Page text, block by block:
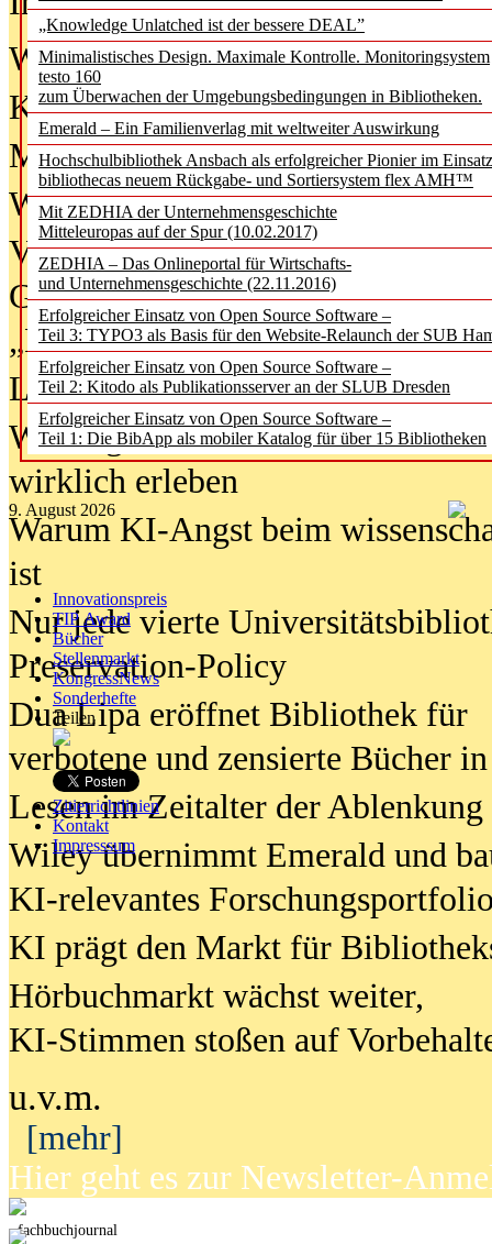
„Knowledge Unlatched ist der bessere DEAL”
Minimalistisches Design. Maximale Kontrolle. Monitoringsystem
testo 160
zum Überwachen der Umgebungsbedingungen in Bibliotheken.
Emerald – Ein Familienverlag mit weltweiter Auswirkung
Hochschulbibliothek Ansbach als erfolgreicher Pionier im
bibliothecas neuem Rückgabe- und Sortiersystem flex AMH™
Mit ZEDHIA der Unternehmensgeschichte
Mitteleuropas auf der Spur (10.02.2017)
ZEDHIA – Das Onlineportal für Wirtschafts-
und Unternehmensgeschichte (22.11.2016)
Erfolgreicher Einsatz von Open Source Software –
Teil 3: TYPO3 als Basis für den Website-Relaunch der SUB
Erfolgreicher Einsatz von Open Source Software –
Teil 2: Kitodo als Publikationsserver an der SLUB Dresden
Erfolgreicher Einsatz von Open Source Software –
Teil 1: Die BibApp als mobiler Katalog für über 15 Bibliotheken
9. August 2026
Innovationspreis
TIP Award
Bücher
Stellenmarkt
KongressNews
Sonderhefte
Teilen
Zitierrichtlinien
Kontakt
Impresssum
Was Hochschul­bibliotheken von
Kinder in der digitalen Welt
Metadaten als Infrastruktur
Wenn Bots katalogisieren
Von Abschlusskleidern bis
Geisterjagd-Ausrüstung in der
„Library of Things“ unterwegs
Lesen als Infrastrukturaufgabe
Wie Jugendliche Social Media
wirklich erleben
Warum KI-Angst beim
ist
Nur jede vierte
Preservation-Policy
Dua Lipa eröffnet Bibliothek für
verbotene und zensierte Bücher
Lesen im Zeitalter der Ablenkung
Wiley übernimmt Emerald und
KI-relevantes
KI prägt den Markt für
Hörbuchmarkt wächst weiter,
KI-Stimmen stoßen auf
u.v.m.
[mehr]
Hier geht es zur Newsletter-
fachbuchjournal